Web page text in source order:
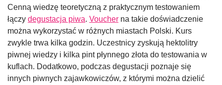
Cenną wiedzę teoretyczną z praktycznym testowaniem
łączy degustacja piwa. Voucher na takie doświadczenie
można wykorzystać w różnych miastach Polski. Kurs
zwykle trwa kilka godzin. Uczestnicy zyskują hektolitry
piwnej wiedzy i kilka pint płynnego złota do testowania w
kuflach. Dodatkowo, podczas degustacji poznaje się
innych piwnych zajawkowiczów, z którymi można dzielić